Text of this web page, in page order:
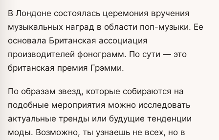
В Лондоне состоялась церемония вручения
музыкальных наград в области поп-музыки. Ее
основала Британская ассоциация
производителей фонограмм. По сути — это
британская премия Грэмми.
По образам звезд, которые собираются на
подобные мероприятия можно исследовать
актуальные тренды или будущие тенденции
моды. Возможно, ты узнаешь не всех, но в